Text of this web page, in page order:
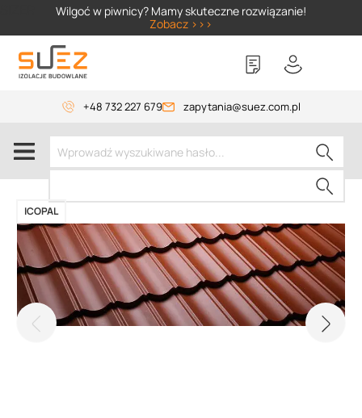
Wilgoć w piwnicy? Mamy skuteczne rozwiązanie!
Zobacz >>>
+48 732 227 679 zapytania@suez.com.pl
ICOPAL